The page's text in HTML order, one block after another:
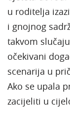
u roditelja
i gnojnog
takvom
očekivani
scenarija u
Ako se upala
zacijeliti u